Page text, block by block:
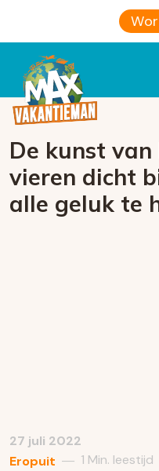
De kunst
vieren dicht
alle geluk te
27 juli 2022
Eropuit — 1 Min. leestijd